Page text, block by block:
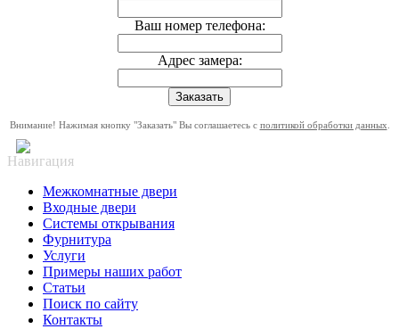
Ваш номер телефона:
Адрес замера:
Внимание! Нажимая кнопку "Заказать" Вы соглашаетесь с политикой обработки данных.
Навигация
Межкомнатные двери
Входные двери
Системы открывания
Фурнитура
Услуги
Примеры наших работ
Статьи
Поиск по сайту
Контакты